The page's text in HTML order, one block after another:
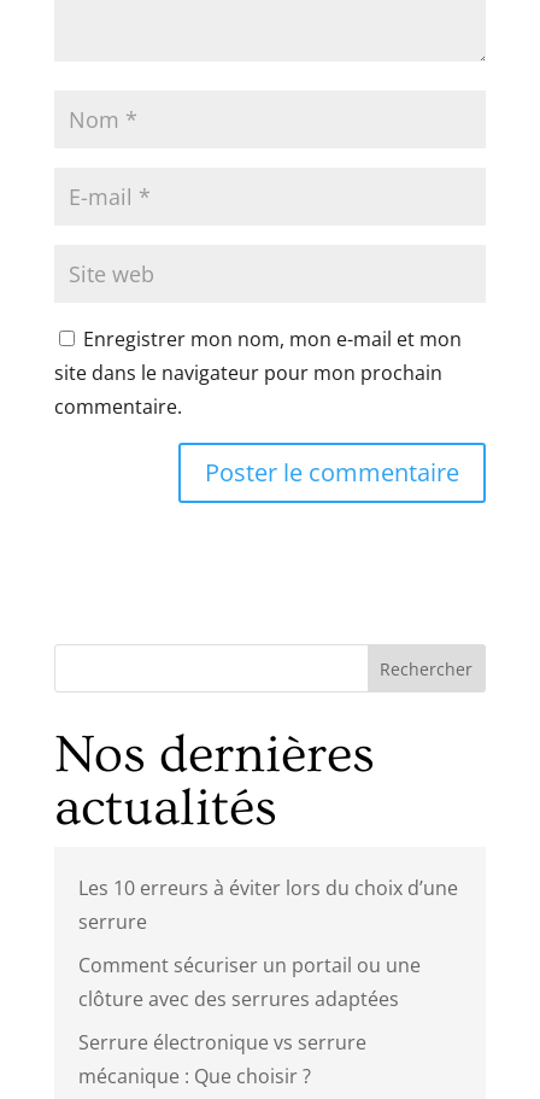
Enregistrer mon nom, mon e-mail et mon
site dans le navigateur pour mon prochain
commentaire.
Rechercher
Nos dernières
actualités
Les 10 erreurs à éviter lors du choix d’une
serrure
Comment sécuriser un portail ou une
clôture avec des serrures adaptées
Serrure électronique vs serrure
mécanique : Que choisir ?